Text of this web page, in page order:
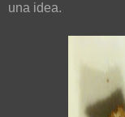
una idea.